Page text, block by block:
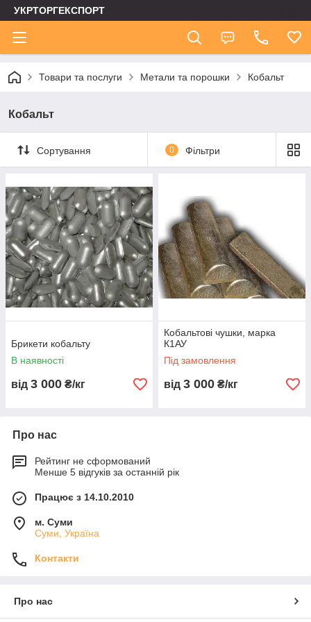
УКРТОРГЕКСПОРТ
Товари та послуги Метали та порошки Кобальт
Кобальт
Сортування 0 Фільтри
Брикети кобальту
В наявності
від 3 000 ₴/кг
Кобальтові чушки, марка
К1АУ
Під замовлення
від 3 000 ₴/кг
Про нас
Рейтинг не сформований
Менше 5 відгуків за останній рік
Працює з 14.10.2010
м. Суми
Суми, Україна
Контакти
Про нас